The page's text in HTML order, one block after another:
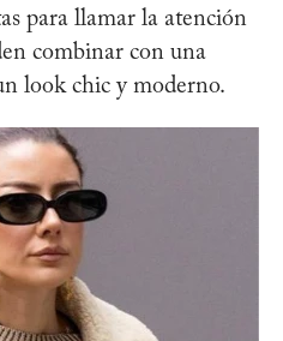
para llamar la atención
combinar con una
look chic y moderno.